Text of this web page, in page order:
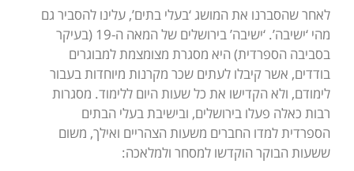
לאחר שהסברנו את המושג ‘בעלי בתים’, עלינו להסביר גם
מהי ‘ישיבה’. ‘ישיבה’ בירושלים של המאה ה-19 (בעיקר
בסביבה הספרדית) היא מסגרת מצומצמת למבוגרים
בודדים, אשר קיבלו לעתים שכר מקרנות מיוחדות בעבור
לימודם, ולא הקדישו את כל שעות היום ללימוד. מסגרות
רבות כאלה פעלו בירושלים, ובישיבת בעלי הבתים
הספרדית למדו החברים משעות הצהריים ואילך, משום
ששעות הבוקר הוקדשו למסחר ולמלאכה: